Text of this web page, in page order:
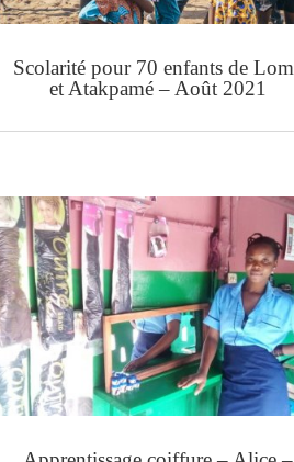
Scolarité pour 70 enfants de
et Atakpamé – Août 2021